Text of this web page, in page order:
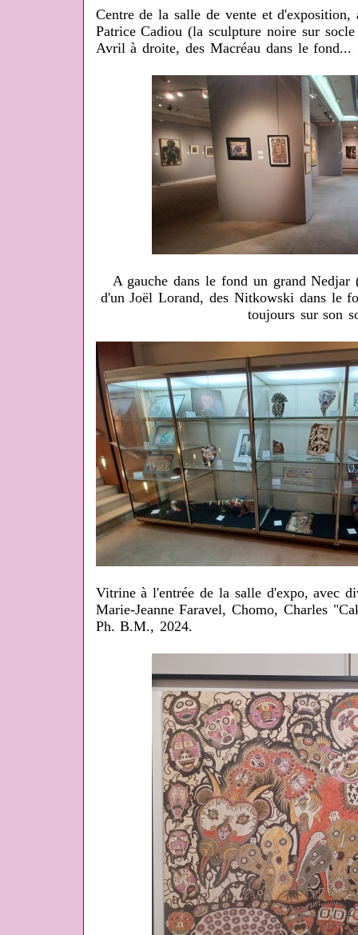
Centre de la salle de vente et
Patrice Cadiou (la sculpture noire sur
Avril à droite, des Macréau dans le
A gauche dans le fond un grand Nedjar
d'un Joël Lorand, des Nitkowski dans le
toujours sur son
Vitrine à l'entrée de la salle d'expo, avec
Marie-Jeanne Faravel, Chomo, Charles
Ph. B.M., 2024.